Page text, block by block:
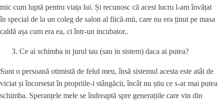
mic cum luptă pentru viața lui. Și recunosc că acest lucru l-am învățat
în special de la un coleg de salon al fiică-mii, care nu era ținut pe masa
caldă așa cum era ea, ci într-un incubator..
Ce ai schimba in jurul tau (sau in sistem) daca ai putea?
Sunt o persoană otimistă de felul meu, însă sistemul acesta este atât de
viciat și încorsetat în propriile-i stângăcii, încât nu știu ce s-ar mai putea
schimba. Speranțele mele se îndreaptă spre generațiile care vin din